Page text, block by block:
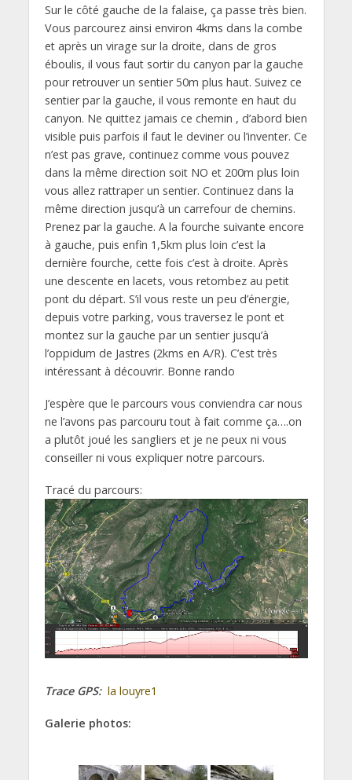
Sur le côté gauche de la falaise, ça passe très bien.
Vous parcourez ainsi environ 4kms dans la combe
et après un virage sur la droite, dans de gros
éboulis, il vous faut sortir du canyon par la gauche
pour retrouver un sentier 50m plus haut. Suivez ce
sentier par la gauche, il vous remonte en haut du
canyon. Ne quittez jamais ce chemin , d’abord bien
visible puis parfois il faut le deviner ou l’inventer. Ce
n’est pas grave, continuez comme vous pouvez
dans la même direction soit NO et 200m plus loin
vous allez rattraper un sentier. Continuez dans la
même direction jusqu’à un carrefour de chemins.
Prenez par la gauche. A la fourche suivante encore
à gauche, puis enfin 1,5km plus loin c’est la
dernière fourche, cette fois c’est à droite. Après
une descente en lacets, vous retombez au petit
pont du départ. S’il vous reste un peu d’énergie,
depuis votre parking, vous traversez le pont et
montez sur la gauche par un sentier jusqu’à
l’oppidum de Jastres (2kms en A/R). C’est très
intéressant à découvrir. Bonne rando
J’espère que le parcours vous conviendra car nous
ne l’avons pas parcouru tout à fait comme ça….on
a plutôt joué les sangliers et je ne peux ni vous
conseiller ni vous expliquer notre parcours.
Tracé du parcours:
Trace GPS: la louyre1
Galerie photos: